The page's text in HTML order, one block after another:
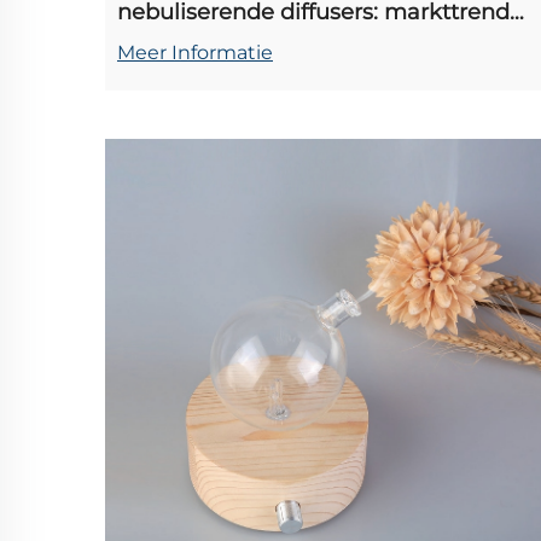
nebuliserende diffusers: markttrends
voor retailers en wederverkopers
Meer Informatie